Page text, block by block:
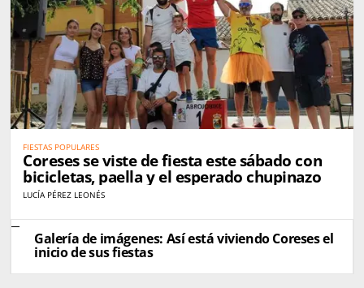
FIESTAS POPULARES
Coreses se viste de fiesta este sábado con
bicicletas, paella y el esperado chupinazo
LUCÍA PÉREZ LEONÉS
Galería de imágenes: Así está viviendo Coreses el
inicio de sus fiestas